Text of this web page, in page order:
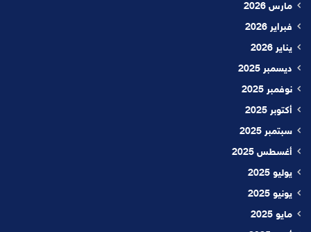
مارس 2026
فبراير 2026
يناير 2026
ديسمبر 2025
نوفمبر 2025
أكتوبر 2025
سبتمبر 2025
أغسطس 2025
يوليو 2025
يونيو 2025
مايو 2025